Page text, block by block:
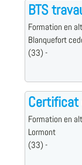
BTS
Formation en
Blanquefort
(33) -
Certificat
Formation en
Lormont
(33) -